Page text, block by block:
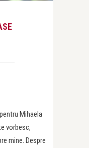
Mihaela
vorbesc,
mine. Despre